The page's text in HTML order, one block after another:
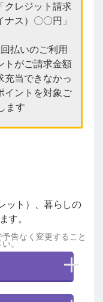
クレジット請求
ス）〇〇円」
払いのご利用
トがご請求金額
充当できなかっ
イントを対象ご
ます
ット）、暮らしの
す。
告なく変更すること
。